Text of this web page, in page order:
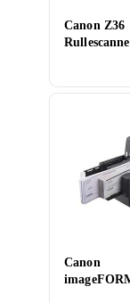
Canon Z36
Canon